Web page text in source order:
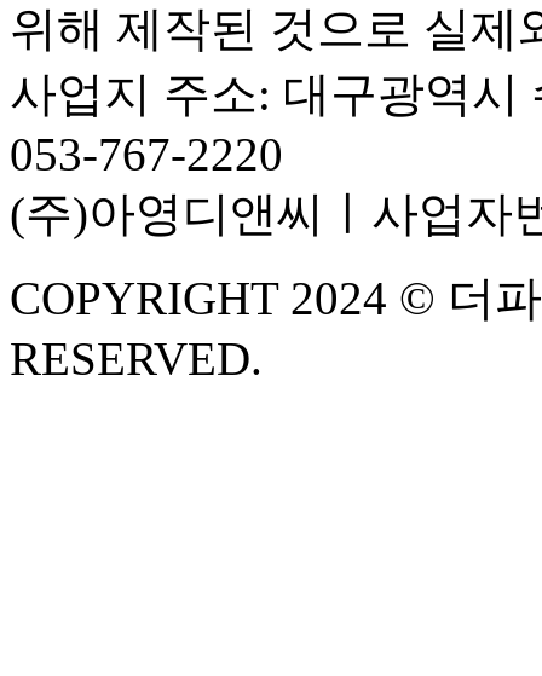
위해 제작된 것으로 실제
사업지 주소: 대구광역시
053-767-2220
(주)아영디앤씨ㅣ사업자
COPYRIGHT 2024 © 더
RESERVED.